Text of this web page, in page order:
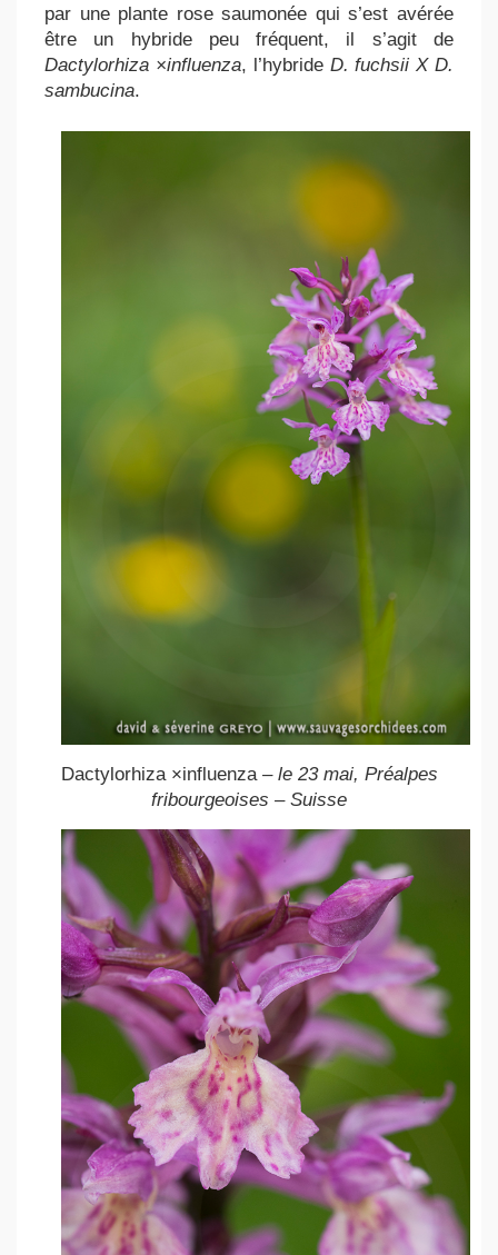
par une plante rose saumonée qui s’est avérée
être un hybride peu fréquent, il s’agit de
Dactylorhiza ×influenza, l’hybride D. fuchsii X D.
sambucina.
Dactylorhiza ×influenza– le 23 mai, Préalpes
fribourgeoises – Suisse